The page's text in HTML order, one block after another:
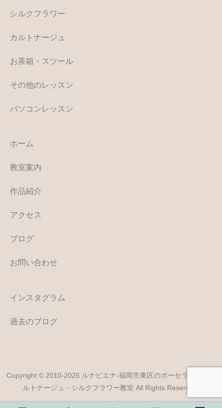
シルクフラワー
カルトナージュ
お茶箱・スツール
その他のレッスン
パソコンレッスン
ホーム
教室案内
作品紹介
アクセス
ブログ
お問い合わせ
インスタグラム
過去のブログ
Copyright © 2010-2026 ルナピエナ-福岡市東区のポーセラーツ・カ
ルトナージュ・シルクフラワー教室 All Rights Reserved.